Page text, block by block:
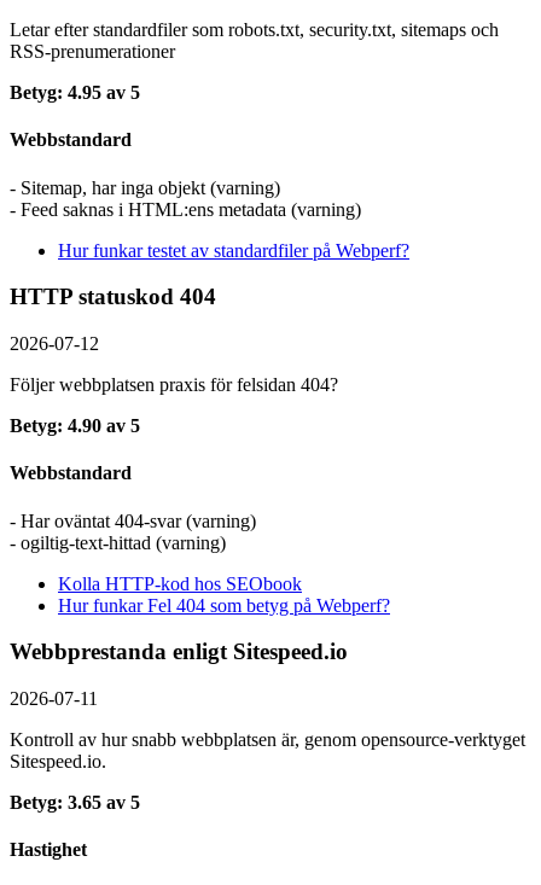
Letar efter standardfiler som robots.txt, security.txt, sitemaps och
RSS-prenumerationer
Betyg: 4.95 av 5
Webbstandard
- Sitemap, har inga objekt (varning)
- Feed saknas i HTML:ens metadata (varning)
Hur funkar testet av standardfiler på Webperf?
HTTP statuskod 404
2026-07-12
Följer webbplatsen praxis för felsidan 404?
Betyg: 4.90 av 5
Webbstandard
- Har oväntat 404-svar (varning)
- ogiltig-text-hittad (varning)
Kolla HTTP-kod hos SEObook
Hur funkar Fel 404 som betyg på Webperf?
Webbprestanda enligt Sitespeed.io
2026-07-11
Kontroll av hur snabb webbplatsen är, genom opensource-verktyget
Sitespeed.io.
Betyg: 3.65 av 5
Hastighet